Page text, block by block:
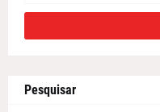
Pesquisar